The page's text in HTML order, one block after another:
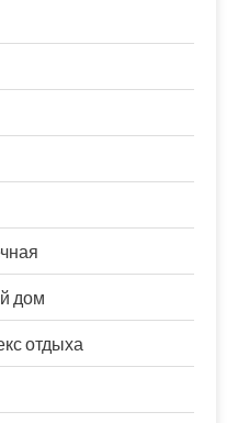
дом
отдыха